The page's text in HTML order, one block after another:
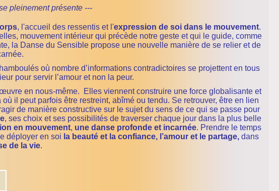
pleinement présente ---
, l'accueil des ressentis et l'expression de soi dans le mouvement.
mouvement intérieur qui précède notre geste et qui le guide, comme
la Danse du Sensible propose une nouvelle manière de se relier et de
où nombre d’informations contradictoires se projettent en tous
pour servir l’amour et non la peur.
en nous-même. Elles viennent construire une force globalisante et
il peut parfois être restreint, abîmé ou tendu. Se retrouver, être en lien
de manière constructive sur le sujet du sens de ce qui se passe pour
, ses choix et ses possibilités de traverser chaque jour dans la plus belle
en mouvement, une danse profonde et incarnée. Prendre le temps
déployer en soi la beauté et la confiance, l’amour et le partage,dans
de la vie.